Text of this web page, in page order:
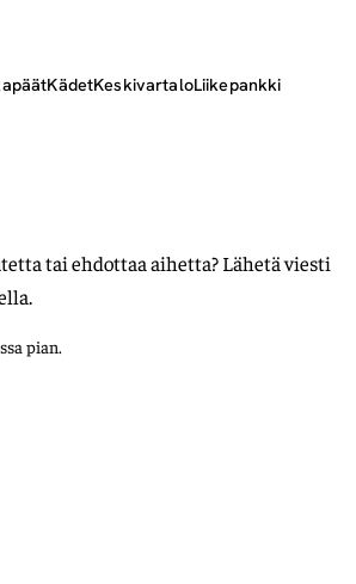
KädetKeskivartaloLiikepankki
tai ehdottaa aihetta? Lähetä viesti
pian.